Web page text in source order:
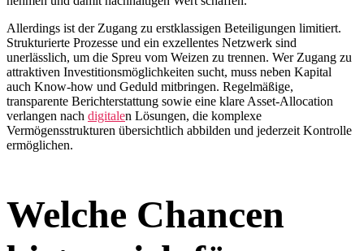
Allerdings ist der Zugang zu erstklassigen Beteiligungen limitiert.
Strukturierte Prozesse und ein exzellentes Netzwerk sind
unerlässlich, um die Spreu vom Weizen zu trennen. Wer Zugang zu
attraktiven Investitionsmöglichkeiten sucht, muss neben Kapital
auch Know-how und Geduld mitbringen. Regelmäßige,
transparente Berichterstattung sowie eine klare Asset-Allocation
verlangen nach digitalen Lösungen, die komplexe
Vermögensstrukturen übersichtlich abbilden und jederzeit Kontrolle
ermöglichen.
Welche Chancen